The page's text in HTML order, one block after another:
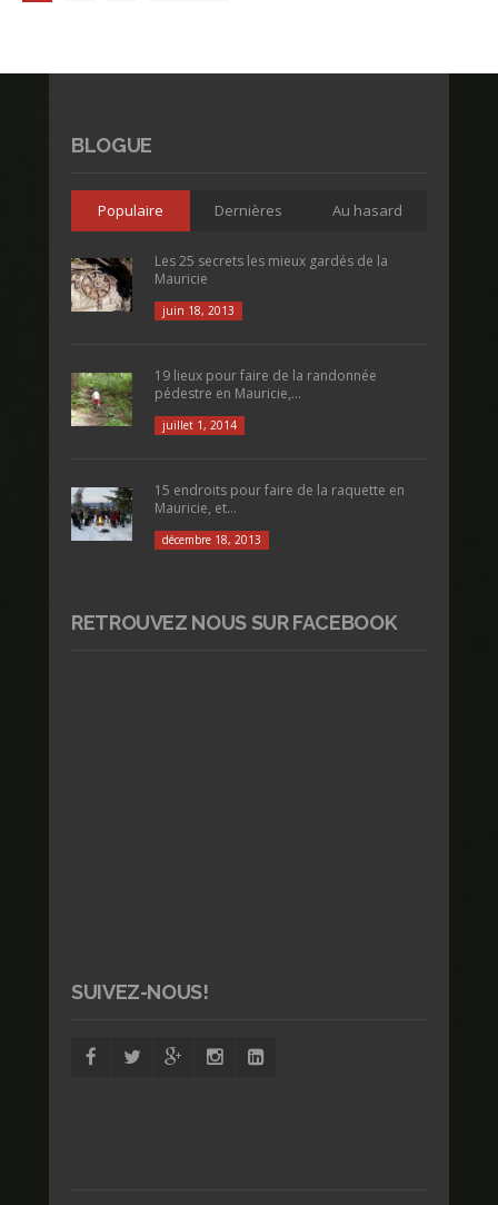
BLOGUE
Populaire Dernières Au hasard
Les 25 secrets les mieux gardés de la
Mauricie
juin 18, 2013
19 lieux pour faire de la randonnée
pédestre en Mauricie,...
juillet 1, 2014
15 endroits pour faire de la raquette en
Mauricie, et...
décembre 18, 2013
RETROUVEZ NOUS SUR FACEBOOK
SUIVEZ-NOUS!